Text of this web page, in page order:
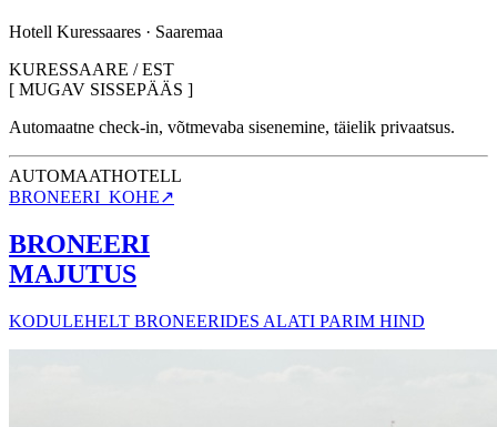
Hotell Kuressaares · Saaremaa
KURESSAARE / EST
[ MUGAV SISSEPÄÄS ]
Automaatne check-in, võtmevaba sisenemine, täielik privaatsus.
AUTOMAATHOTELL
BRONEERI_KOHE↗
BRONEERI
MAJUTUS
KODULEHELT BRONEERIDES ALATI PARIM HIND